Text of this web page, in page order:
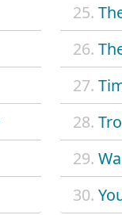
25.
26.
27.
28.
29.
30.